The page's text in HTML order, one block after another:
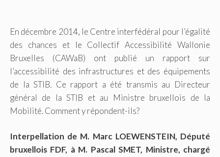
En décembre 2014, le Centre interfédéral pour l’égalité
des chances et le Collectif Accessibilité Wallonie
Bruxelles (CAWaB) ont publié un rapport sur
l’accessibilité des infrastructures et des équipements
de la STIB. Ce rapport a été transmis au Directeur
général de la STIB et au Ministre bruxellois de la
Mobilité. Comment y répondent-ils?
Interpellation de M. Marc LOEWENSTEIN, Député
bruxellois FDF, à M. Pascal SMET, Ministre, chargé